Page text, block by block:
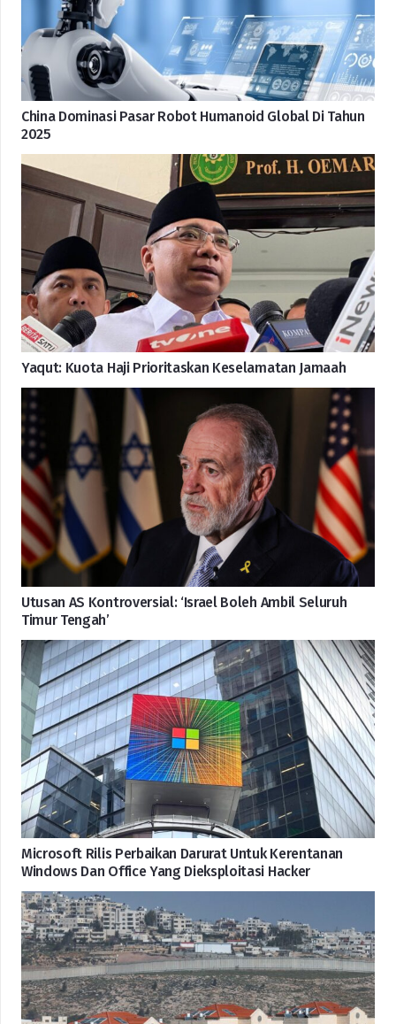
China Dominasi Pasar Robot Humanoid Global Di Tahun
2025
Yaqut: Kuota Haji Prioritaskan Keselamatan Jamaah
Utusan AS Kontroversial: ‘Israel Boleh Ambil Seluruh
Timur Tengah’
Microsoft Rilis Perbaikan Darurat Untuk Kerentanan
Windows Dan Office Yang Dieksploitasi Hacker